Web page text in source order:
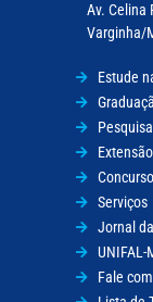
Av. Celina
Varginha/
Estude
Extensão
Serviços
Jornal
UNIFAL-
Fale